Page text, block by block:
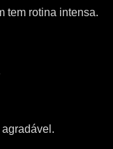
tem rotina intensa.